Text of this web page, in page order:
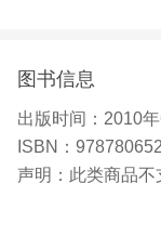
图书信息
出版时间： 2010年
ISBN：
声明： 此类商品不